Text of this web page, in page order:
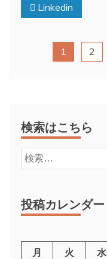
Linkedin
1 2
検索はこちら
検
索:
投稿カレンダー
月
火 水